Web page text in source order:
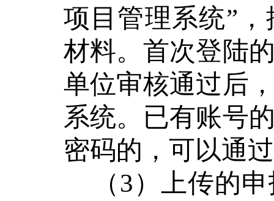
项目管理系统” ，
材料。首次登陆
单位审核通过后
系统。已有账号
密码的，可以通
（3）上传的